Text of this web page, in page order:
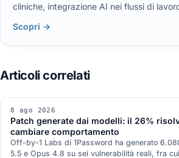
cliniche, integrazione AI nei flussi di
Scopri →
8 ago 2026
Patch generate dai modelli: il 26%
cambiare comportamento
Off-by-1 Labs di 1Password ha generato
5.5 e Opus 4.8 su sei vulnerabilità reali, fra